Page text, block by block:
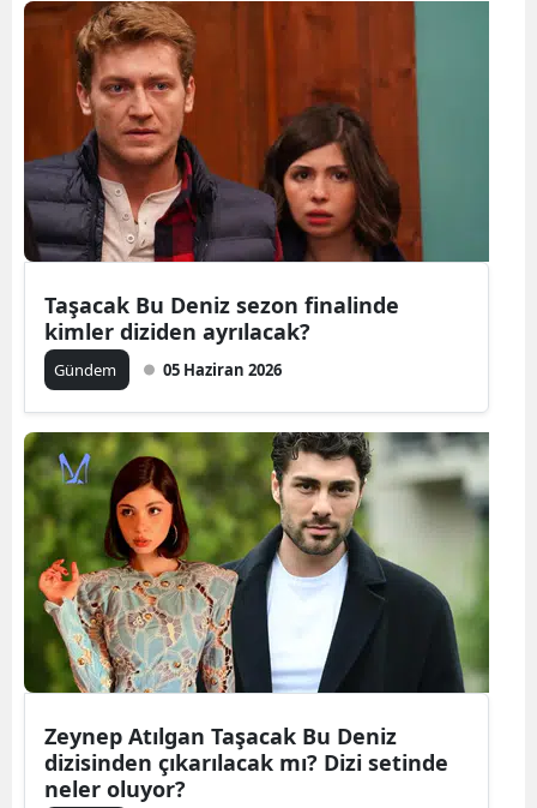
Taşacak Bu Deniz sezon finalinde
kimler diziden ayrılacak?
Gündem 05 Haziran 2026
Zeynep Atılgan Taşacak Bu Deniz
dizisinden çıkarılacak mı? Dizi setinde
neler oluyor?